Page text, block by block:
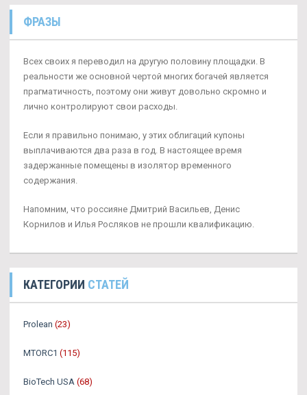
ФРАЗЫ
Всех своих я переводил на другую половину площадки. В
реальности же основной чертой многих богачей является
прагматичность, поэтому они живут довольно скромно и
лично контролируют свои расходы.
Если я правильно понимаю, у этих облигаций купоны
выплачиваются два раза в год. В настоящее время
задержанные помещены в изолятор временного
содержания.
Напомним, что россияне Дмитрий Васильев, Денис
Корнилов и Илья Росляков не прошли квалификацию.
КАТЕГОРИИ СТАТЕЙ
Prolean (23)
MTORC1 (115)
BioTech USA (68)